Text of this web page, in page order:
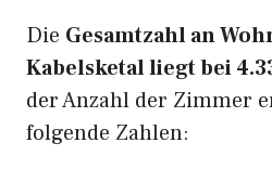
Die Gesamtzahl an
Kabelsketal liegt bei
der Anzahl der Zimmer
folgende Zahlen: